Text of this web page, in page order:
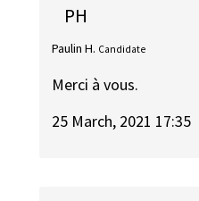
PH
Paulin H. Candidate
Merci à vous.
25 March, 2021 17:35